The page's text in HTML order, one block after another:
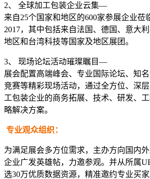
2、 全球加工包装企业云集—
来自25个国家和地区的600家参展企业莅
2017，其中包括来自法国、德国、意大
地区和台湾科技等国家及地区展团。
3、 现场论坛活动璀璨瞩目—
展会配置高端峰会、专业国际论坛、知
竞赛等精彩现场活动，通过全方位、深
工包装企业的商务拓展、技术、研发、
略解决方案。
专业观众组织：
为满足展会多方位需求，主办方向国内
企业广发英雄帖，力邀参观。并从所属
选30万优质数据资源，精准邀约专业买